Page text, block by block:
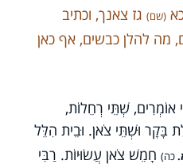
(שם) גז צאנך, וכתיב
מה להלן כבשים, אף כאן
שְׁתֵּי רְחֵלוֹת,
בָּקָר וּשְׁתֵּי צֹאן. וּבֵית הִלֵּל
כה) חָמֵשׁ צֹאן עֲשׂוּיוֹת. רַבִּי